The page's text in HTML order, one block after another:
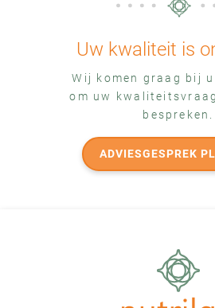
Uw kwaliteit is
Wij komen graag bij
om uw
bespreken.
ADVIESGESPREK